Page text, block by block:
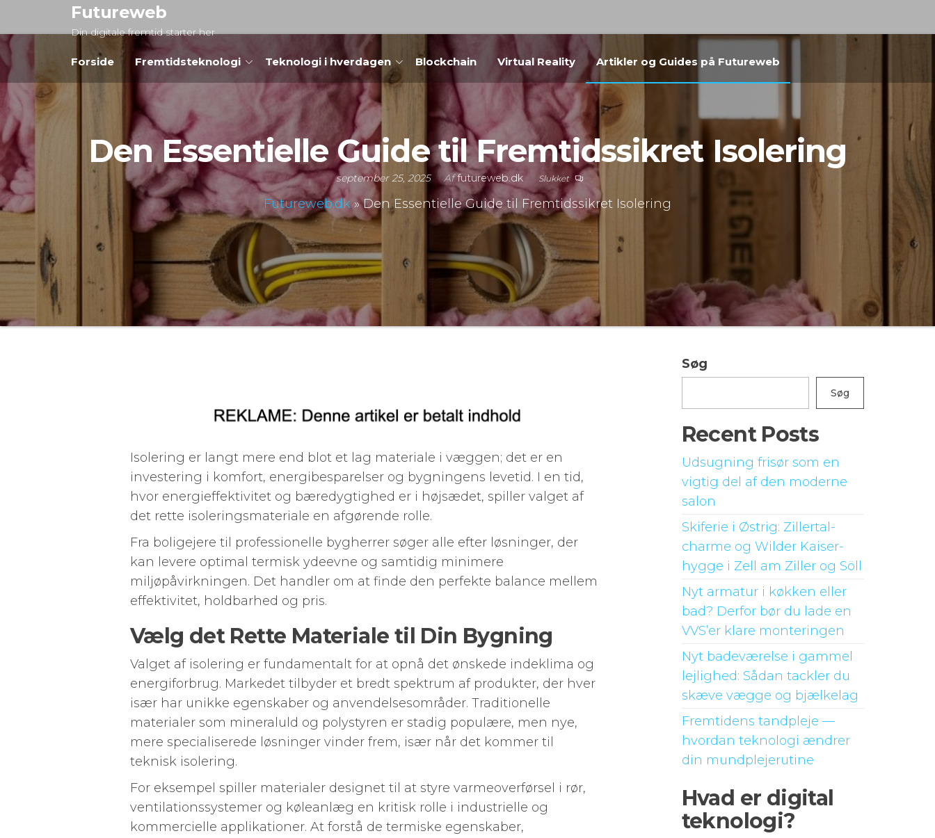
indhold
Futureweb
Din digitale fremtid starter her
Forside Fremtidsteknologi Teknologi i hverdagen Blockchain Virtual Reality Artikler og Guides på Futureweb
Den Essentielle Guide til Fremtidssikret Isolering
september 25, 2025 Affutureweb.dk Slukket
Futureweb.dk»Den Essentielle Guide til Fremtidssikret Isolering
Isolering er langt mere end blot et lag materiale i væggen; det er en
investering i komfort, energibesparelser og bygningens levetid. I en tid,
hvor energieffektivitet og bæredygtighed er i højsædet, spiller valget af
det rette isoleringsmateriale en afgørende rolle.
Fra boligejere til professionelle bygherrer søger alle efter løsninger, der
kan levere optimal termisk ydeevne og samtidig minimere
miljøpåvirkningen. Det handler om at finde den perfekte balance mellem
effektivitet, holdbarhed og pris.
Vælg det Rette Materiale til Din Bygning
Valget af isolering er fundamentalt for at opnå det ønskede indeklima og
energiforbrug. Markedet tilbyder et bredt spektrum af produkter, der hver
især har unikke egenskaber og anvendelsesområder. Traditionelle
materialer som mineraluld og polystyren er stadig populære, men nye,
mere specialiserede løsninger vinder frem, især når det kommer til
teknisk isolering.
For eksempel spiller materialer designet til at styre varmeoverførsel i rør,
ventilationssystemer og køleanlæg en kritisk rolle i industrielle og
kommercielle applikationer. At forstå de termiske egenskaber,
Søg
Søg
Recent Posts
Udsugning frisør som en
vigtig del af den moderne
salon
Skiferie i Østrig: Zillertal-
charme og Wilder Kaiser-
hygge i Zell am Ziller og Söll
Nyt armatur i køkken eller
bad? Derfor bør du lade en
VVS’er klare monteringen
Nyt badeværelse i gammel
lejlighed: Sådan tackler du
skæve vægge og bjælkelag
Fremtidens tandpleje —
hvordan teknologi ændrer
din mundplejerutine
Hvad er digital
teknologi?